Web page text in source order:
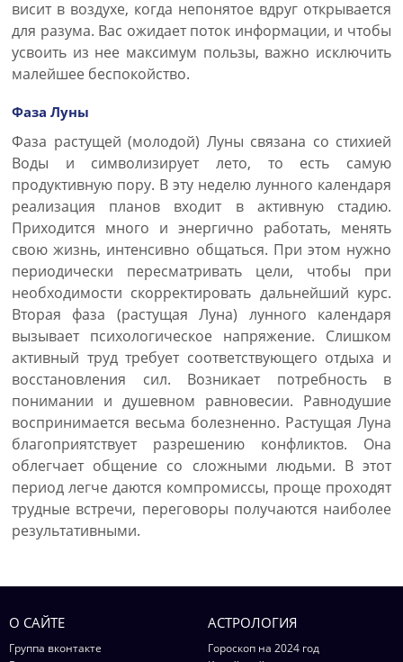
висит в воздухе, когда непонятое вдруг открывается
для разума. Вас ожидает поток информации, и чтобы
усвоить из нее максимум пользы, важно исключить
малейшее беспокойство.
Фаза Луны
Фаза растущей (молодой) Луны связана со стихией
Воды и символизирует лето, то есть самую
продуктивную пору. В эту неделю лунного календаря
реализация планов входит в активную стадию.
Приходится много и энергично работать, менять
свою жизнь, интенсивно общаться. При этом нужно
периодически пересматривать цели, чтобы при
необходимости скорректировать дальнейший курс.
Вторая фаза (растущая Луна) лунного календаря
вызывает психологическое напряжение. Слишком
активный труд требует соответствующего отдыха и
восстановления сил. Возникает потребность в
понимании и душевном равновесии. Равнодушие
воспринимается весьма болезненно. Растущая Луна
благоприятствует разрешению конфликтов. Она
облегчает общение со сложными людьми. В этот
период легче даются компромиссы, проще проходят
трудные встречи, переговоры получаются наиболее
результативными.
О САЙТЕ
Группа вконтакте
АСТРОЛОГИЯ
Гороскоп на 2024 год